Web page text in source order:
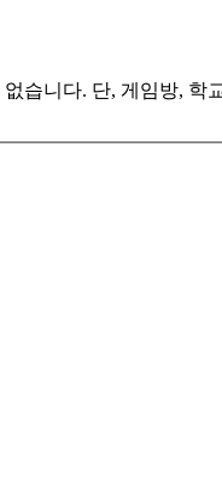
습니다. 단, 게임방, 학